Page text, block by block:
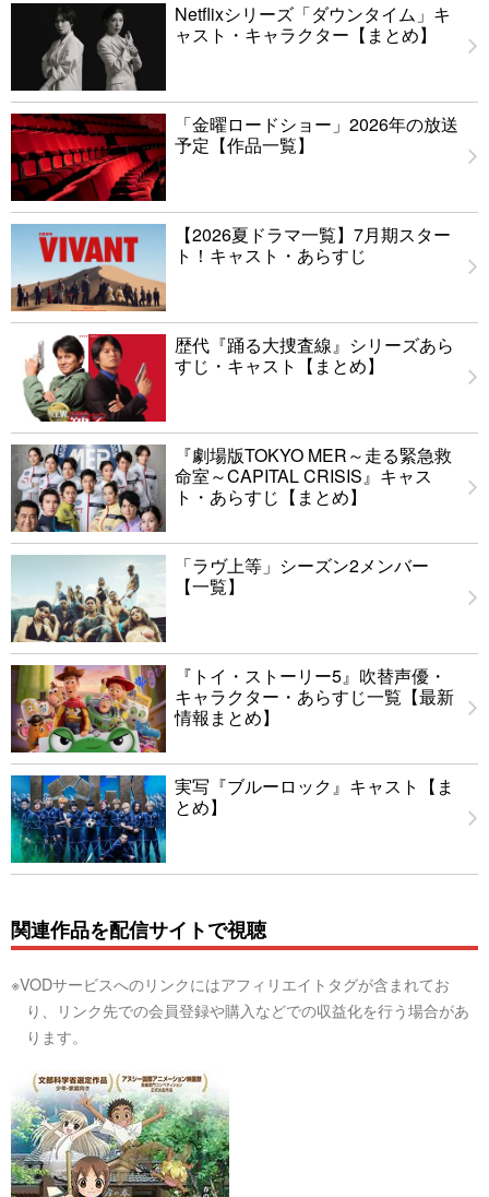
Netflixシリーズ「ダウンタイム」キ
ャスト・キャラクター【まとめ】
「金曜ロードショー」2026年の放送
予定【作品一覧】
【2026夏ドラマ一覧】7月期スター
ト！キャスト・あらすじ
歴代『踊る大捜査線』シリーズあら
すじ・キャスト【まとめ】
『劇場版TOKYO MER～走る緊急救
命室～CAPITAL CRISIS』キャス
ト・あらすじ【まとめ】
「ラヴ上等」シーズン2メンバー
【一覧】
『トイ・ストーリー5』吹替声優・
キャラクター・あらすじ一覧【最新
情報まとめ】
実写『ブルーロック』キャスト【ま
とめ】
関連作品を配信サイトで視聴
※VODサービスへのリンクにはアフィリエイトタグが含まれてお
り、リンク先での会員登録や購入などでの収益化を行う場合があ
ります。